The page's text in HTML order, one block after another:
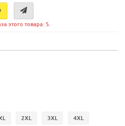
этого товара: 5.
2XL 3XL 4XL